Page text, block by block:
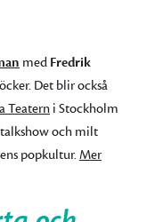
med Fredrik
Det blir också
Teatern i Stockholm
och milt
popkultur.Mer